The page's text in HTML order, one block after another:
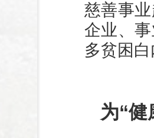
慈善事
企业、
多贫困
为“健